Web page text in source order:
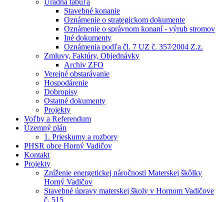
Úradná tabuľa
Stavebné konanie
Oznámenie o strategickom dokumente
Oznámenie o správnom konaní - výrub stromov
Iné dokumenty
Oznámenia podľa čl. 7 UZ č. 357⁄2004 Z.z.
Zmluvy, Faktúry, Objednávky
Archiv ZFO
Verejné obstarávanie
Hospodárenie
Dobropisy
Ostatné dokumenty
Projekty
Voľby a Referendum
Územný plán
1. Prieskumy a rozbory
PHSR obce Horný Vadičov
Kontakt
Projekty
Zníženie energetickej náročnosti Materskej škôlky
Horný Vadičov
Stavebné úpravy materskej školy v Hornom Vadičove
č. 515